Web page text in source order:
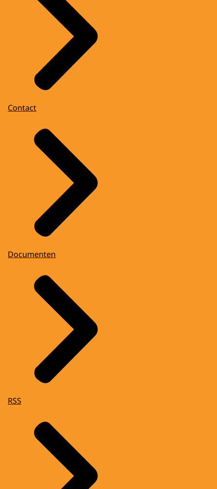
Contact
Documenten
RSS